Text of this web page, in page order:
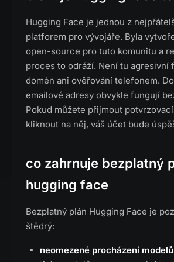
Hugging Face je jednou z
platforem pro vývojáře. Byla
open-source pro tuto komunitu a
proces to odráží. Není tu agresivní
domén ani ověřování telefonem.
emailové adresy obvykle fungují
Pokud můžete přijmout
kliknout na něj, váš účet bude
co zahrnuje bezplatný
hugging face
Bezplatný plán Hugging Face je
štědrý:
neomezené procházení modelů